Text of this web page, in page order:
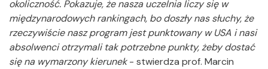
okoliczność. Pokazuje, że nasza uczelnia liczy się w
międzynarodowych rankingach, bo doszły nas słuchy, że
rzeczywiście nasz program jest punktowany w USA i nasi
absolwenci otrzymali tak potrzebne punkty, żeby dostać
się na wymarzony kierunek- stwierdza prof. Marcin